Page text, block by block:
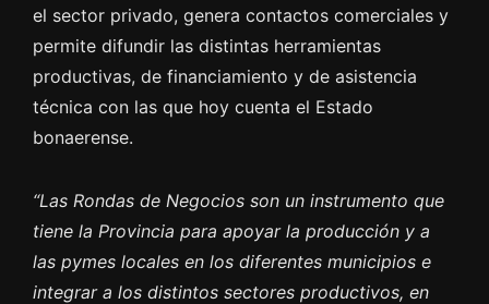
el sector privado, genera contactos comerciales y
permite difundir las distintas herramientas
productivas, de financiamiento y de asistencia
técnica con las que hoy cuenta el Estado
bonaerense.
“Las Rondas de Negocios son un instrumento que
tiene la Provincia para apoyar la producción y a
las pymes locales en los diferentes municipios e
integrar a los distintos sectores productivos, en